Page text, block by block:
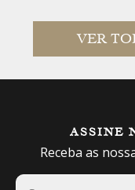
VER
ASSINE
Receba as